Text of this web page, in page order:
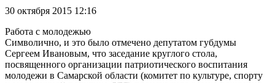
30 октября 2015 12:16
Работа с молодежью
Символично, и это было отмечено депутатом губдумы
Сергеем Ивановым, что заседание круглого стола,
посвященного организации патриотического воспитания
молодежи в Самарской области (комитет по культуре, спорту